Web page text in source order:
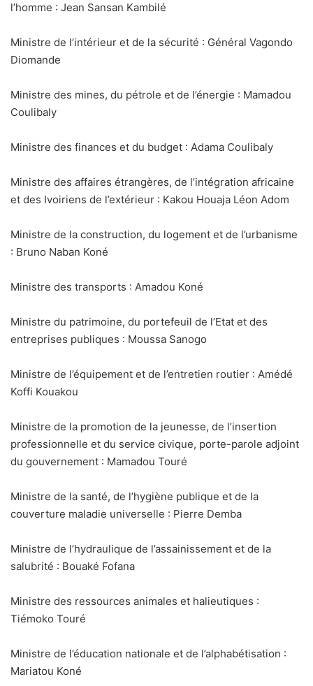
l’homme : Jean Sansan Kambilé
Ministre de l’intérieur et de la sécurité : Général Vagondo
Diomande
Ministre des mines, du pétrole et de l’énergie : Mamadou
Coulibaly
Ministre des finances et du budget : Adama Coulibaly
Ministre des affaires étrangères, de l’intégration africaine
et des Ivoiriens de l’extérieur : Kakou Houaja Léon Adom
Ministre de la construction, du logement et de l’urbanisme
: Bruno Naban Koné
Ministre des transports : Amadou Koné
Ministre du patrimoine, du portefeuil de l’Etat et des
entreprises publiques : Moussa Sanogo
Ministre de l’équipement et de l’entretien routier : Amédé
Koffi Kouakou
Ministre de la promotion de la jeunesse, de l’insertion
professionnelle et du service civique, porte-parole adjoint
du gouvernement : Mamadou Touré
Ministre de la santé, de l’hygiène publique et de la
couverture maladie universelle : Pierre Demba
Ministre de l’hydraulique de l’assainissement et de la
salubrité : Bouaké Fofana
Ministre des ressources animales et halieutiques :
Tiémoko Touré
Ministre de l’éducation nationale et de l’alphabétisation :
Mariatou Koné